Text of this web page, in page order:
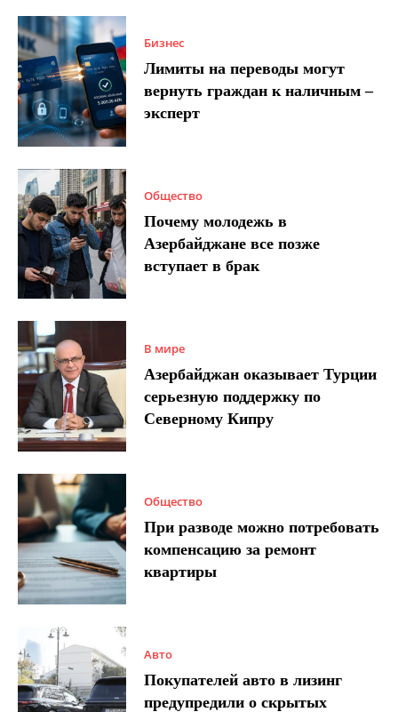
Бизнес
Лимиты на переводы могут
вернуть граждан к наличным –
эксперт
Общество
Почему молодежь в
Азербайджане все позже
вступает в брак
В мире
Азербайджан оказывает Турции
серьезную поддержку по
Северному Кипру
Общество
При разводе можно потребовать
компенсацию за ремонт
квартиры
Авто
Покупателей авто в лизинг
предупредили о скрытых